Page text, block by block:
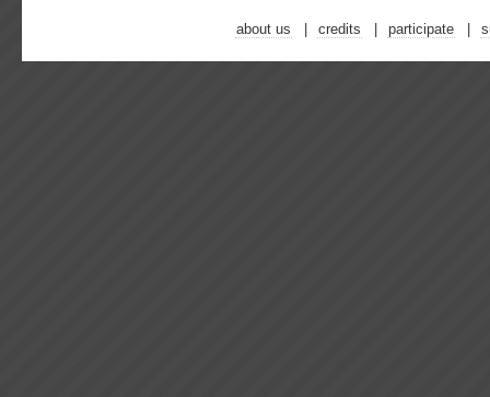
about us credits participate